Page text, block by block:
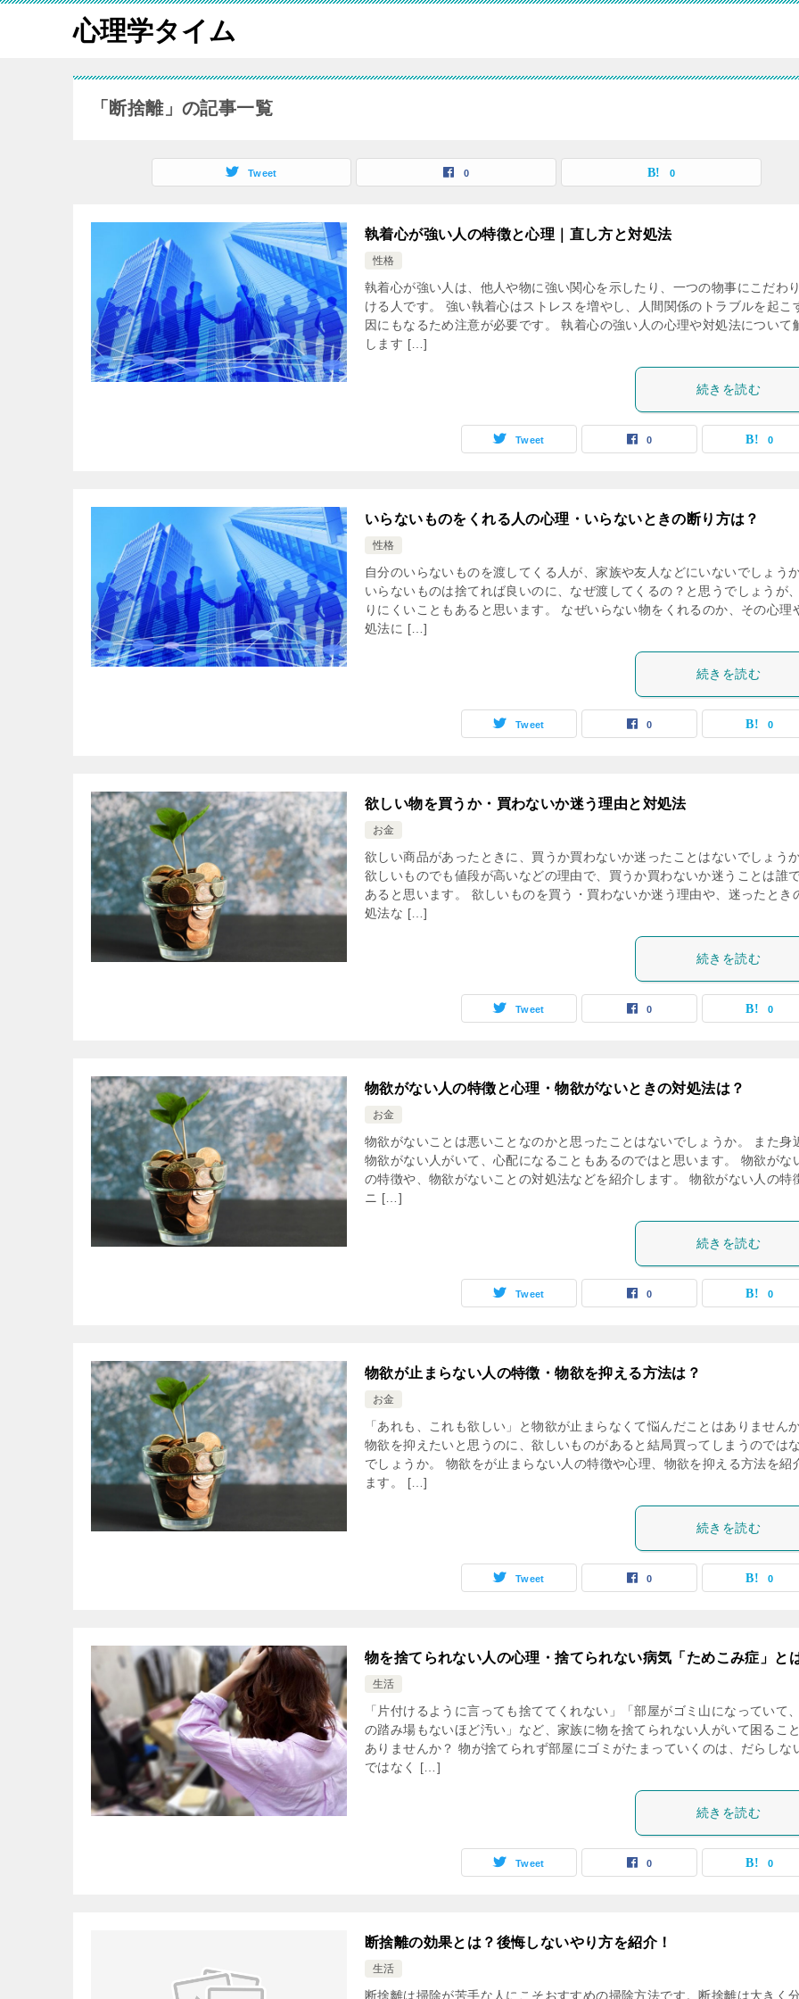
心理学タイム
「断捨離」の記事一覧
Tweet 0 0
執着心が強い人の特徴と心理｜直し方と対処法
性格
執着心が強い人は、他人や物に強い関心を示したり、一つの物事にこだわ
ける人です。 強い執着心はストレスを増やし、人間関係のトラブルを起こ
因にもなるため注意が必要です。 執着心の強い人の心理や対処法について
します […]
続きを読む
Tweet 0 0
いらないものをくれる人の心理・いらないときの断り方は？
性格
自分のいらないものを渡してくる人が、家族や友人などにいないでしょうか
いらないものは捨てれば良いのに、なぜ渡してくるの？と思うでしょうが
りにくいこともあると思います。 なぜいらない物をくれるのか、その心理
処法に […]
続きを読む
Tweet 0 0
欲しい物を買うか・買わないか迷う理由と対処法
お金
欲しい商品があったときに、買うか買わないか迷ったことはないでしょうか
欲しいものでも値段が高いなどの理由で、買うか買わないか迷うことは誰
あると思います。 欲しいものを買う・買わないか迷う理由や、迷ったとき
処法な […]
続きを読む
Tweet 0 0
物欲がない人の特徴と心理・物欲がないときの対処法は？
お金
物欲がないことは悪いことなのかと思ったことはないでしょうか。 また身
物欲がない人がいて、心配になることもあるのではと思います。 物欲がな
の特徴や、物欲がないことの対処法などを紹介します。 物欲がない人の特
ニ […]
続きを読む
Tweet 0 0
物欲が止まらない人の特徴・物欲を抑える方法は？
お金
「あれも、これも欲しい」と物欲が止まらなくて悩んだことはありません
物欲を抑えたいと思うのに、欲しいものがあると結局買ってしまうのでは
でしょうか。 物欲をが止まらない人の特徴や心理、物欲を抑える方法を紹
ます。 […]
続きを読む
Tweet 0 0
物を捨てられない人の心理・捨てられない病気「ためこみ症」と
生活
「片付けるように言っても捨ててくれない」「部屋がゴミ山になっていて
の踏み場もないほど汚い」など、家族に物を捨てられない人がいて困るこ
ありませんか？ 物が捨てられず部屋にゴミがたまっていくのは、だらしな
ではなく […]
続きを読む
Tweet 0 0
断捨離の効果とは？後悔しないやり方を紹介！
生活
断捨離は掃除が苦手な人にこそおすすめの掃除方法です。断捨離は大きく